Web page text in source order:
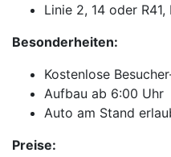
Linie 2, 14 oder
Besonderheiten:
Kostenlose
Aufbau ab 6:00 Uhr
Auto am Stand
Preise: